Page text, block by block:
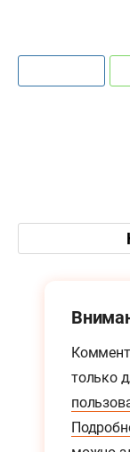
только